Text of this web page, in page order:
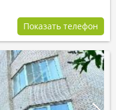
Показать телефон